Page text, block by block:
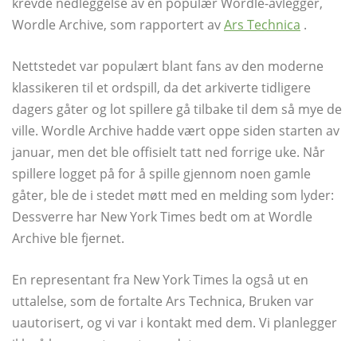
Wordle Archive, som rapportert avArs Technica .
Nettstedet var populært blant fans av den moderne
klassikeren til et ordspill, da det arkiverte tidligere
dagers gåter og lot spillere gå tilbake til dem så mye de
ville. Wordle Archive hadde vært oppe siden starten av
januar, men det ble offisielt tatt ned forrige uke. Når
spillere logget på for å spille gjennom noen gamle
gåter, ble de i stedet møtt med en melding som lyder:
Dessverre har New York Times bedt om at Wordle
Archive ble fjernet.
En representant fra New York Times la også ut en
uttalelse, som de fortalte Ars Technica, Bruken var
uautorisert, og vi var i kontakt med dem. Vi planlegger